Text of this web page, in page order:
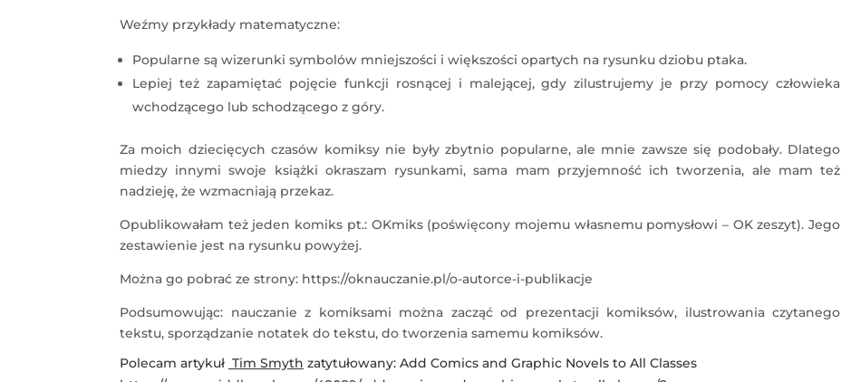
Weźmy przykłady matematyczne:
Popularne są wizerunki symbolów mniejszości i większości opartych na rysunku dziobu ptaka.
Lepiej też zapamiętać pojęcie funkcji rosnącej i malejącej, gdy zilustrujemy je przy pomocy człowieka
wchodzącego lub schodzącego z góry.
Za moich dziecięcych czasów komiksy nie były zbytnio popularne, ale mnie zawsze się podobały. Dlatego
miedzy innymi swoje książki okraszam rysunkami, sama mam przyjemność ich tworzenia, ale mam też
nadzieję, że wzmacniają przekaz.
Opublikowałam też jeden komiks pt.: OKmiks (poświęcony mojemu własnemu pomysłowi – OK zeszyt). Jego
zestawienie jest na rysunku powyżej.
Można go pobrać ze strony: https://oknauczanie.pl/o-autorce-i-publikacje
Podsumowując: nauczanie z komiksami można zacząć od prezentacji komiksów, ilustrowania czytanego
tekstu, sporządzanie notatek do tekstu, do tworzenia samemu komiksów.
Polecam artykuł Tim Smyth zatytułowany: Add Comics and Graphic Novels to All Classes